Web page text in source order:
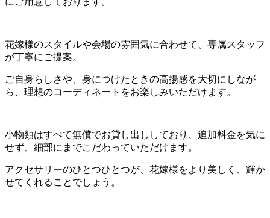
花嫁様のスタイルや会場の雰囲気に合わせて、専属スタッフ
が丁寧にご提案。
ご自身らしさや、身につけたときの高揚感を大切にしなが
ら、理想のコーディネートをお楽しみいただけます。
小物類はすべて無償でお貸し出ししており、追加料金を気に
せず、細部にまでこだわっていただけます。
アクセサリーのひとつひとつが、花嫁様をより美しく、輝か
せてくれることでしょう。